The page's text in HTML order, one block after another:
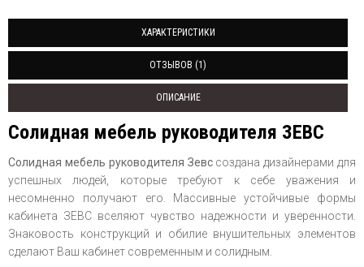
ХАРАКТЕРИСТИКИ
ОТЗЫВОВ (1)
ОПИСАНИЕ
Солидная мебель руководителя ЗЕВС
Солидная мебель руководителя Зевссоздана дизайнерами для
успешных людей, которые требуют к себе уважения и
несомненно получают его. Массивные устойчивые формы
кабинета ЗЕВС вселяют чувство надежности и уверенности.
Знаковость конструкций и обилие внушительных элементов
сделают Ваш кабинет современным и солидным.